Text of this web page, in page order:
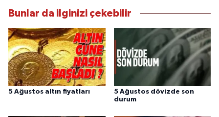
Bunlar da ilginizi çekebilir
5 Ağustos altın fiyatları
5 Ağustos dövizde son
durum